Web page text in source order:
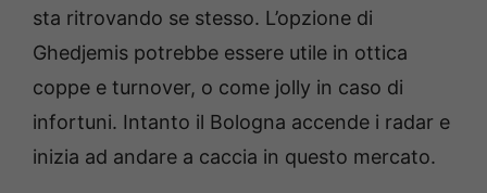
sta ritrovando se stesso. L’opzione di
Ghedjemis potrebbe essere utile in ottica
coppe e turnover, o come jolly in caso di
infortuni. Intanto il Bologna accende i radar e
inizia ad andare a caccia in questo mercato.